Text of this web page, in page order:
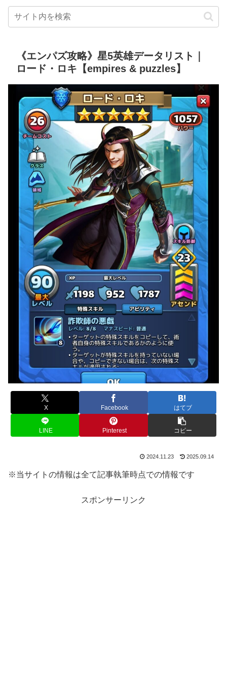
クetc…
《エンパズ攻略》星5英雄データリスト｜
ロード・ロキ【empires & puzzles】
X Facebook はてブ
LINE Pinterest コピー
2024.11.23 2025.09.14
※当サイトの情報は全て記事執筆時点での情報です
スポンサーリンク